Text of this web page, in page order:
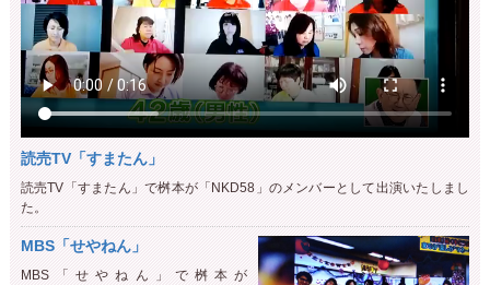
読売TV「すまたん」
読売TV「すまたん」で桝本が「NKD58」のメンバーとして出演いたしまし
た。
MBS「せやねん」
MBS「せやねん」で桝本が